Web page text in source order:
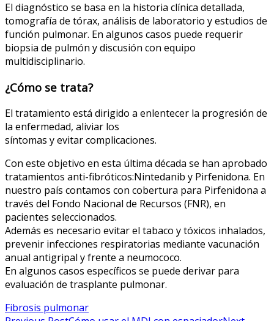
El diagnóstico se basa en la historia clínica detallada,
tomografía de tórax, análisis de laboratorio y estudios de
función pulmonar. En algunos casos puede requerir
biopsia de pulmón y discusión con equipo
multidisciplinario.
¿Cómo se trata?
El tratamiento está dirigido a enlentecer la progresión de
la enfermedad, aliviar los
síntomas y evitar complicaciones.
Con este objetivo en esta última década se han aprobado
tratamientos anti-fibróticos:Nintedanib y Pirfenidona. En
nuestro país contamos con cobertura para Pirfenidona a
través del Fondo Nacional de Recursos (FNR), en
pacientes seleccionados.
Además es necesario evitar el tabaco y tóxicos inhalados,
prevenir infecciones respiratorias mediante vacunación
anual antigripal y frente a neumococo.
En algunos casos específicos se puede derivar para
evaluación de trasplante pulmonar.
Fibrosis pulmonar